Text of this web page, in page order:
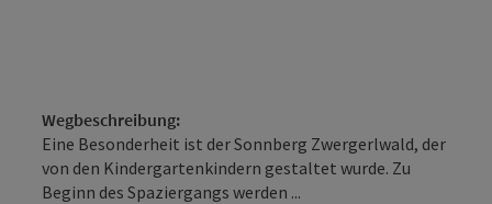
Wegbeschreibung:
Eine Besonderheit ist der Sonnberg Zwergerlwald, der
von den Kindergartenkindern gestaltet wurde. Zu
Beginn des Spaziergangs werden ...